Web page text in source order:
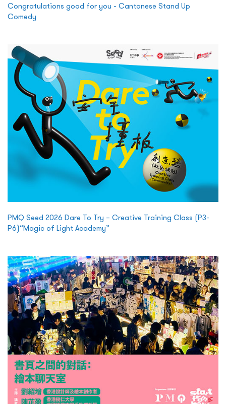
Congratulations good for you - Cantonese Stand Up
Comedy
PMQ Seed 2026 Dare To Try – Creative Training Class (P3-
P6)“Magic of Light Academy”